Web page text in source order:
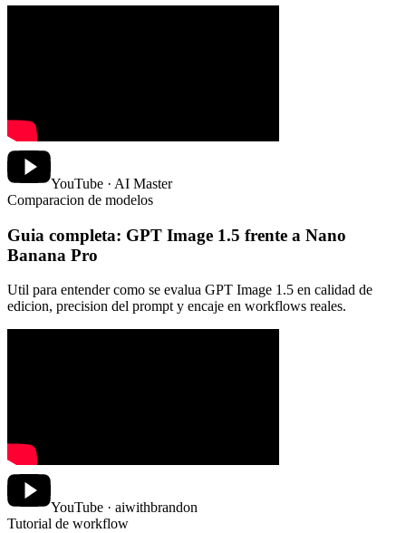
YouTube · AI Master
Comparacion de modelos
Guia completa: GPT Image 1.5 frente a Nano
Banana Pro
Util para entender como se evalua GPT Image 1.5 en calidad de
edicion, precision del prompt y encaje en workflows reales.
YouTube · aiwithbrandon
Tutorial de workflow